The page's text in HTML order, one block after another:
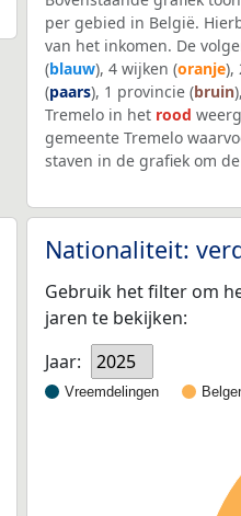
per gebied in België.
van het inkomen. De
(blauw), 4 wijken (oranje),
(paars), 1 provincie (bruin
Tremelo in het rood
gemeente Tremelo
staven in de grafiek om
Nationaliteit:
Gebruik het filter om
jaren te bekijken:
Jaar:
2025
Vreemdelingen